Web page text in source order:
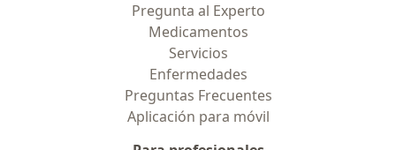
Pregunta al Experto
Medicamentos
Servicios
Enfermedades
Preguntas Frecuentes
Aplicación para móvil